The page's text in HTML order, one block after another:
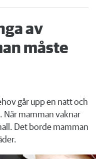
av
måste
går upp en natt och
När mamman vaknar
Det borde mamman